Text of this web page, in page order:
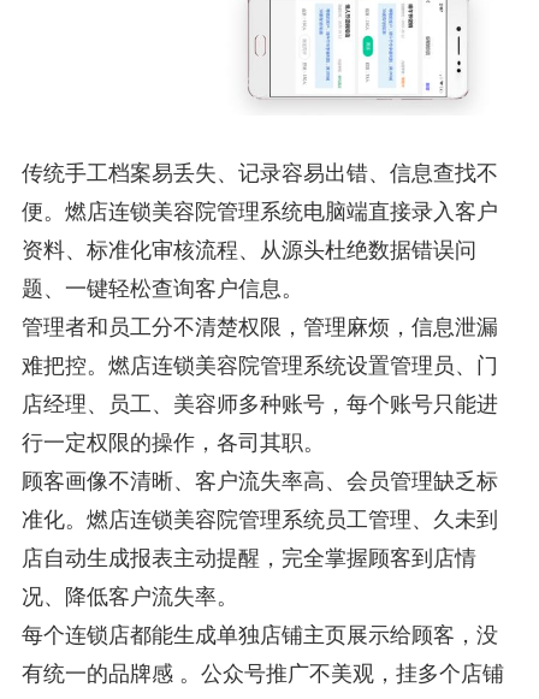
传统手工档案易丢失、记录容易出错、信息查找不
便。燃店连锁美容院管理系统电脑端直接录入客户
资料、标准化审核流程、从源头杜绝数据错误问
题、一键轻松查询客户信息。
管理者和员工分不清楚权限，管理麻烦，信息泄漏
难把控。燃店连锁美容院管理系统设置管理员、门
店经理、员工、美容师多种账号，每个账号只能进
行一定权限的操作，各司其职。
顾客画像不清晰、客户流失率高、会员管理缺乏标
准化。燃店连锁美容院管理系统员工管理、久未到
店自动生成报表主动提醒，完全掌握顾客到店情
况、降低客户流失率。
每个连锁店都能生成单独店铺主页展示给顾客，没
有统一的品牌感 。公众号推广不美观，挂多个店铺